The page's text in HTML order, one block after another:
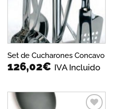
Set de Cucharones Concavo
126,02€ IVA Incluido